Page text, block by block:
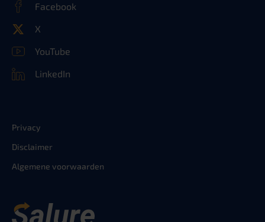
Facebook
X
YouTube
LinkedIn
Privacy
Disclaimer
Algemene voorwaarden